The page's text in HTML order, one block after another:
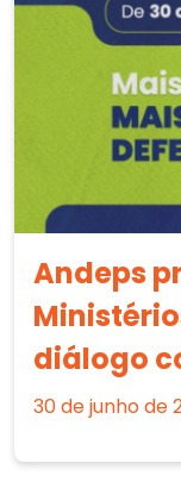
Andeps
diálogo
30 de junho de